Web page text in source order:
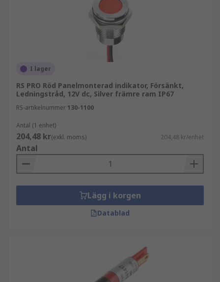
I lager
RS PRO Röd Panelmonterad indikator, Försänkt,
Ledningstråd, 12V dc, Silver främre ram IP67
RS-artikelnummer 130-1100
Antal (1 enhet)
204,48 kr(exkl. moms) 204,48 kr/enhet
Antal
Lägg i korgen
Datablad